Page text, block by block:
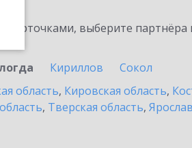
выберите партнёра
Кириллов
Сокол
область, Кировская область,
, Тверская область,